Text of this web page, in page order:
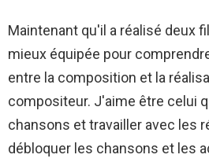
Maintenant qu'il a réalisé deux
mieux équipée pour
entre la composition et la
compositeur. J'aime être celui
chansons et travailler avec les
débloquer les chansons et les